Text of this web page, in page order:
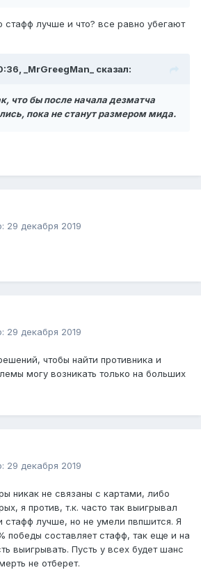
стафф лучше и что? все равно убегают
_MrGreegMan_ сказал:
что бы после начала дезматча
пока не станут размером мида.
29 декабря 2019
29 декабря 2019
чтобы найти противника и
могу возникать только на больших
29 декабря 2019
никак не связаны с картами, либо
я против, т.к. часто так выигрывал
стафф лучше, но не умели пвпшится. Я
победы составляет стафф, так еще и на
выигрывать. Пусть у всех будет шанс
не отберет.